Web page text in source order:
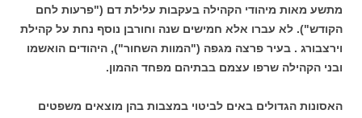
מתשע מאות מיהודי הקהילה בעקבות עלילת דם ("פרעות לחם
הקודש"). לא עברו אלא חמישים שנה וחורבן נוסף נחת על קהילת
וירצבורג . בעיר פרצה מגפה ("המוות השחור"), היהודים הואשמו
ובני הקהילה שרפו עצמם בבתיהם מפחד ההמון.
האסונות הגדולים באים לביטוי במצבות בהן מוצאים משפטים